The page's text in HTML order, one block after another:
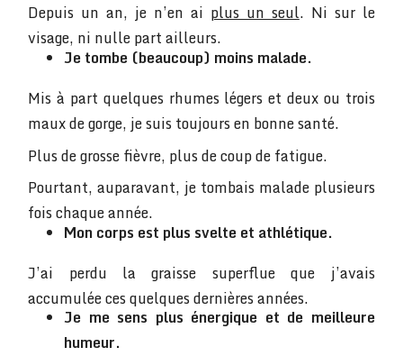
Depuis un an, je n’en ai plus un seul. Ni sur le
visage, ni nulle part ailleurs.
Je tombe (beaucoup) moins malade.
Mis à part quelques rhumes légers et deux ou trois
maux de gorge, je suis toujours en bonne santé.
Plus de grosse fièvre, plus de coup de fatigue.
Pourtant, auparavant, je tombais malade plusieurs
fois chaque année.
Mon corps est plus svelte et athlétique.
J’ai perdu la graisse superflue que j’avais
accumulée ces quelques dernières années.
Je me sens plus énergique et de meilleure
humeur.